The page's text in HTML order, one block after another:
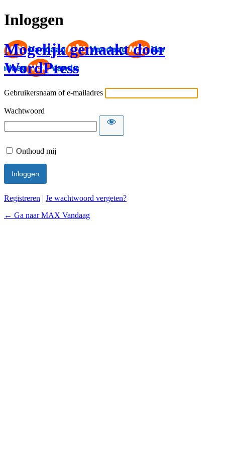
Inloggen
Mogelijk gemaakt door
WordPress
Gebruikersnaam of e-mailadres
Wachtwoord
Onthoud mij
Registreren | Je wachtwoord vergeten?
← Ga naar MAX Vandaag